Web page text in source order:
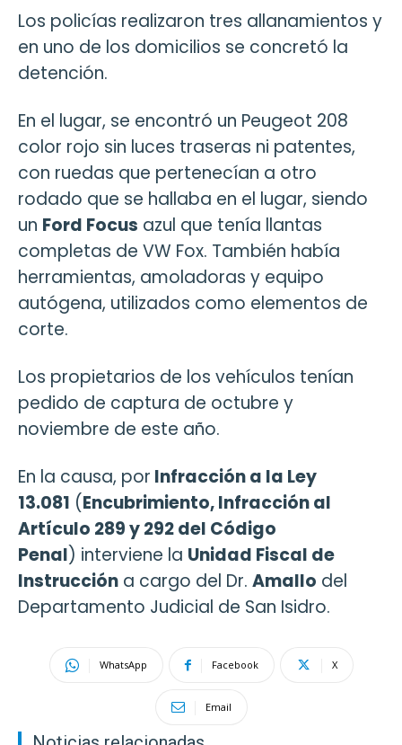
Los policías realizaron tres allanamientos y
en uno de los domicilios se concretó la
detención.
En el lugar, se encontró un Peugeot 208
color rojo sin luces traseras ni patentes,
con ruedas que pertenecían a otro
rodado que se hallaba en el lugar, siendo
un Ford Focus azul que tenía llantas
completas de VW Fox. También había
herramientas, amoladoras y equipo
autógena, utilizados como elementos de
corte.
Los propietarios de los vehículos tenían
pedido de captura de octubre y
noviembre de este año.
En la causa, por Infracción a la Ley
13.081 (Encubrimiento, Infracción al
Artículo 289 y 292 del Código
Penal) interviene la Unidad Fiscal de
Instrucción a cargo del Dr. Amallo del
Departamento Judicial de San Isidro.
WhatsApp Facebook X
Email